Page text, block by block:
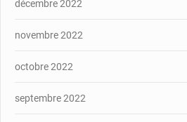
décembre 2022
novembre 2022
octobre 2022
septembre 2022